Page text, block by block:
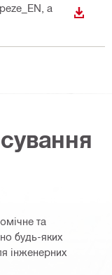
, а
та
будь-яких
інженерних